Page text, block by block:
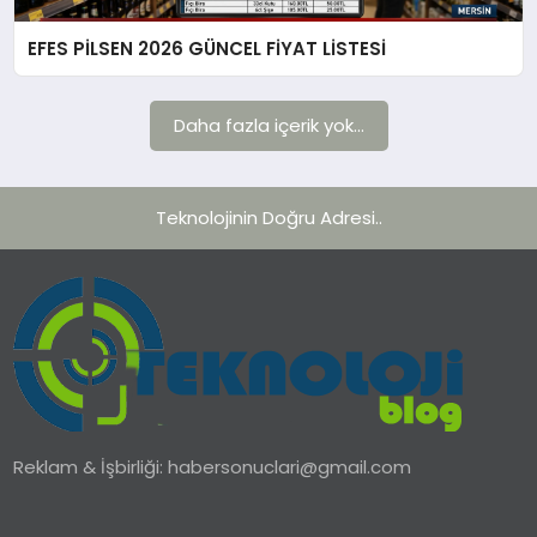
TEKNOLOJI
EFES PİLSEN 2026 GÜNCEL FİYAT LİSTESİ
Daha fazla içerik yok...
Teknolojinin Doğru Adresi..
Reklam & İşbirliği:habersonuclari@gmail.com